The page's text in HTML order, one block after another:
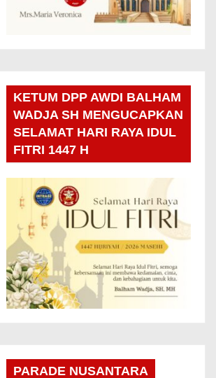
KETUM DPP AWDI BALHAM
WADJA SH MENGUCAPKAN
SELAMAT HARI RAYA IDUL
FITRI 1447 H
PARADE NUSANTARA